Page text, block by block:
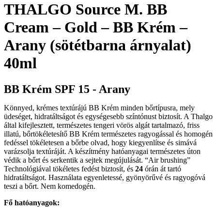
THALGO Source M. BB
Cream – Gold – BB Krém –
Arany (sötétbarna árnyalat)
40ml
BB Krém SPF 15 ‐ Arany
Könnyed, krémes textúrájú BB Krém minden bőrtípusra, mely
üdeséget, hidratáltságot és egységesebb színtónust biztosít. A Thalgo
által kifejlesztett, természetes tengeri vörös algát tartalmazó, friss
illatú, bőrtökéletesítő BB Krém természetes ragyogással és homogén
fedéssel tökéletesen a bőrbe olvad, hogy kiegyenlítse és simává
varázsolja textúráját. A készítmény hatóanyagai természetes úton
védik a bőrt és serkentik a sejtek megújulását. “Air brushing”
Technológiával tökéletes fedést biztosít, és 24 órán át tartó
hidratáltságot. Használata egyenletessé, gyönyörűvé és ragyogóvá
teszi a bőrt. Nem komedogén.
Fő hatóanyagok: